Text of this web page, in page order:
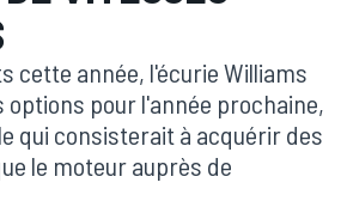
cette année, l'écurie Williams
options pour l'année prochaine,
qui consisterait à acquérir des
le moteur auprès de